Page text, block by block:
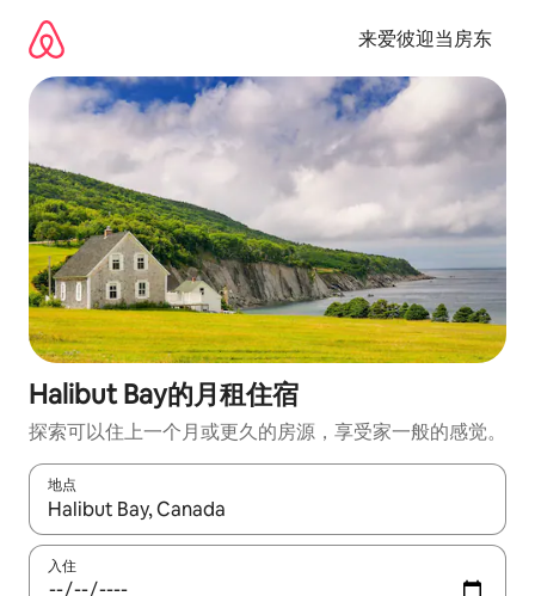
来爱彼迎当房东
Halibut Bay的月租住宿
探索可以住上一个月或更久的房源，享受家一般的感觉。
地点
如有搜索结果，请使用上下方向键查看，或通过点击或滑动手势
入住